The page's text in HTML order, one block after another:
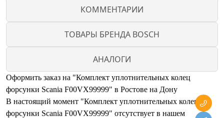
КОММЕНТАРИИ
ТОВАРЫ БРЕНДА BOSCH
АНАЛОГИ
Оформить заказ на "Комплект уплотнительных колец
форсунки Scania F00VX99999" в Ростове на Дону
В настоящий момент "Комплект уплотнительных колец
форсунки Scania F00VX99999" отсутствует в нашем